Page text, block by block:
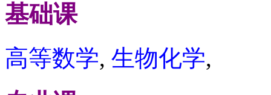
基础课
高等数学, 生物化学,